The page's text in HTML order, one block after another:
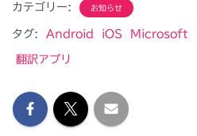
カテゴリー: お知らせ
タグ: Android iOS Microsoft
翻訳アプリ